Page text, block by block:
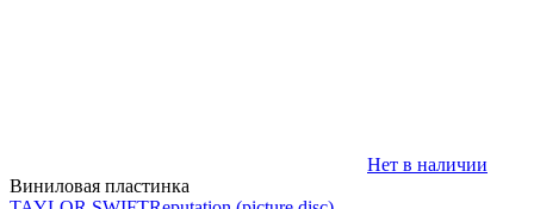
Нет в наличии
Виниловая пластинка